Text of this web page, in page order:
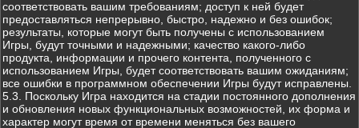
соответствовать вашим требованиям; доступ к ней будет
предоставляться непрерывно, быстро, надежно и без ошибок;
результаты, которые могут быть получены с использованием
Игры, будут точными и надежными; качество какого-либо
продукта, информации и прочего контента, полученного с
использованием Игры, будет соответствовать вашим ожиданиям;
все ошибки в программном обеспечении Игры будут исправлены.
5.3. Поскольку Игра находится на стадии постоянного дополнения
и обновления новых функциональных возможностей, их форма и
характер могут время от времени меняться без вашего